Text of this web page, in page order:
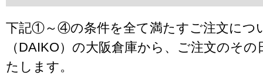
下記①～④の条件を全て満たすご注文につ
（DAIKO）の大阪倉庫から、ご注文のそ
たします。